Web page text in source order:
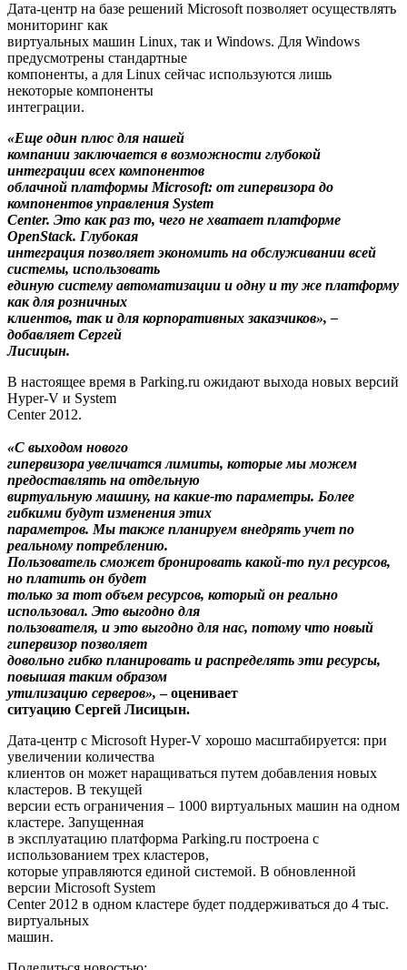
Дата-центр на базе решений Microsoft позволяет осуществлять
мониторинг как
виртуальных машин Linux, так и Windows. Для Windows
предусмотрены стандартные
компоненты, а для Linux сейчас используются лишь
некоторые компоненты
интеграции.
«Еще один плюс для нашей
компании заключается в возможности глубокой
интеграции всех компонентов
облачной платформы Microsoft: от гипервизора до
компонентов управления System
Center. Это как раз то, чего не хватает платформе
OpenStack. Глубокая
интеграция позволяет экономить на обслуживании всей
системы, использовать
единую систему автоматизации и одну и ту же платформу
как для розничных
клиентов, так и для корпоративных заказчиков», –
добавляет Сергей
Лисицын.
В настоящее время в Parking.ru ожидают выхода новых версий
Hyper-V и System
Center 2012.
«С выходом нового
гипервизора увеличатся лимиты, которые мы можем
предоставлять на отдельную
виртуальную машину, на какие-то параметры. Более
гибкими будут изменения этих
параметров. Мы также планируем внедрять учет по
реальному потреблению.
Пользователь сможет бронировать какой-то пул ресурсов,
но платить он будет
только за тот объем ресурсов, который он реально
использовал. Это выгодно для
пользователя, и это выгодно для нас, потому что новый
гипервизор позволяет
довольно гибко планировать и распределять эти ресурсы,
повышая таким образом
утилизацию серверов», – оценивает
ситуацию Сергей Лисицын.
Дата-центр с Microsoft Hyper-V хорошо масштабируется: при
увеличении количества
клиентов он может наращиваться путем добавления новых
кластеров. В текущей
версии есть ограничения – 1000 виртуальных машин на одном
кластере. Запущенная
в эксплуатацию платформа Parking.ru построена с
использованием трех кластеров,
которые управляются единой системой. В обновленной
версии Microsoft System
Center 2012 в одном кластере будет поддерживаться до 4 тыс.
виртуальных
машин.